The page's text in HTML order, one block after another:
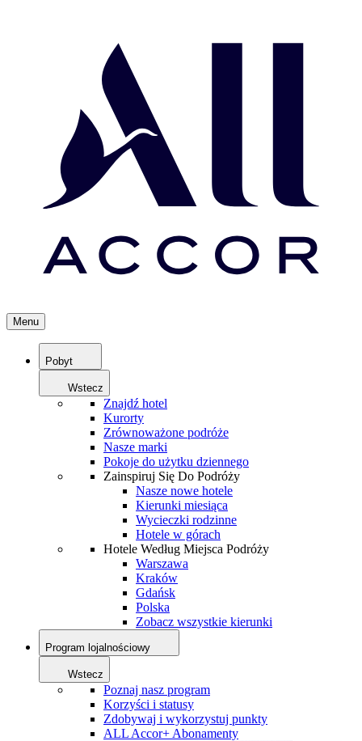
Menu
Pobyt
Wstecz
Znajdź hotel
Kurorty
Zrównoważone podróże
Nasze marki
Pokoje do użytku dziennego
Zainspiruj Się Do Podróży
Nasze nowe hotele
Kierunki miesiąca
Wycieczki rodzinne
Hotele w górach
Hotele Według Miejsca Podróży
Warszawa
Kraków
Gdańsk
Polska
Zobacz wszystkie kierunki
Program lojalnościowy
Wstecz
Poznaj nasz program
Korzyści i statusy
Zdobywaj i wykorzystuj punkty
ALL Accor+ Abonamenty